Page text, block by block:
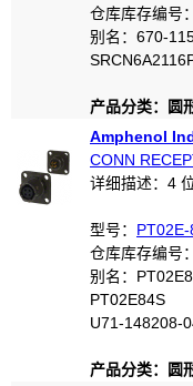
仓库库存编号：
别名：670-
产品分类：圆
Amphenol
CONN
详细描述：4
型号：
仓库库存编号：
别名：
PT02E84S
U71-148208-
产品分类：圆